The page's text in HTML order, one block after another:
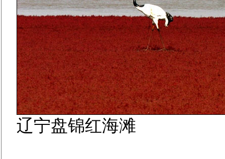
辽宁盘锦红海滩